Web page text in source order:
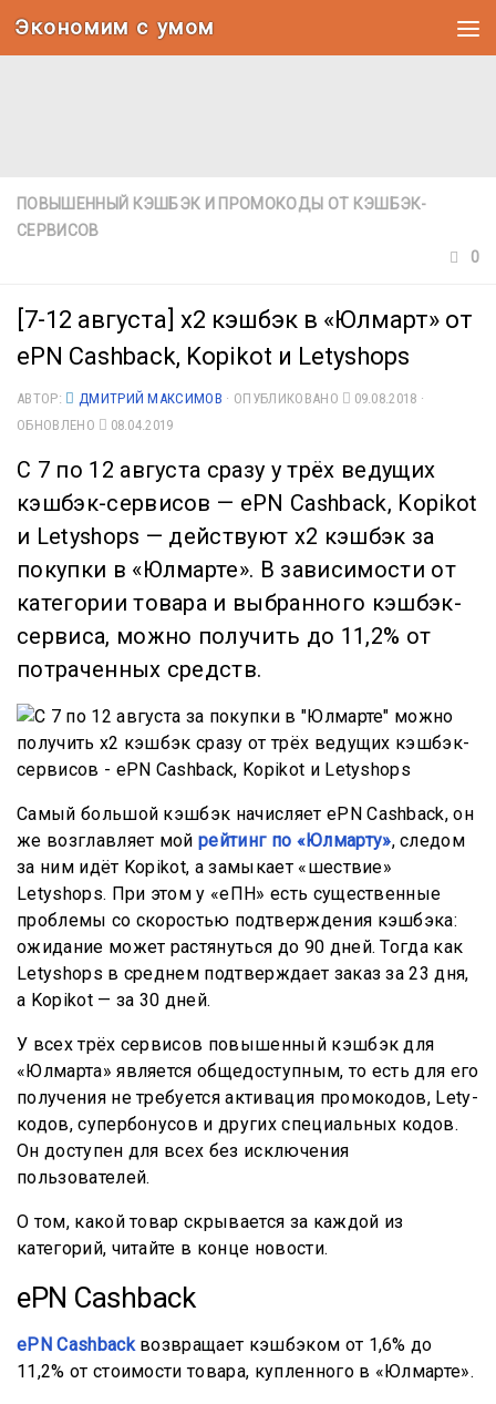
Под записью
Экономим с умом
ПОВЫШЕННЫЙ КЭШБЭК И ПРОМОКОДЫ ОТ КЭШБЭК-
СЕРВИСОВ
0
[7-12 августа] х2 кэшбэк в «Юлмарт» от
ePN Cashback, Kopikot и Letyshops
АВТОР: ДМИТРИЙ МАКСИМОВ · ОПУБЛИКОВАНО 09.08.2018 ·
ОБНОВЛЕНО
08.04.2019
С 7 по 12 августа сразу у трёх ведущих
кэшбэк-сервисов — ePN Cashback, Kopikot
и Letyshops — действуют х2 кэшбэк за
покупки в «Юлмарте». В зависимости от
категории товара и выбранного кэшбэк-
сервиса, можно получить до 11,2% от
потраченных средств.
Самый большой кэшбэк начисляет ePN Cashback, он
же возглавляет мойрейтинг по «Юлмарту», следом
за ним идёт Kopikot, а замыкает «шествие»
Letyshops. При этом у «еПН» есть существенные
проблемы со скоростью подтверждения кэшбэка:
ожидание может растянуться до 90 дней. Тогда как
Letyshops в среднем подтверждает заказ за 23 дня,
а Kopikot — за 30 дней.
У всех трёх сервисов повышенный кэшбэк для
«Юлмарта» является общедоступным, то есть для его
получения не требуется активация промокодов, Lety-
кодов, супербонусов и других специальных кодов.
Он доступен для всех без исключения
пользователей.
О том, какой товар скрывается за каждой из
категорий, читайте в конце новости.
ePN Cashback
ePN Cashbackвозвращает кэшбэком от 1,6% до
11,2% от стоимости товара, купленного в «Юлмарте».